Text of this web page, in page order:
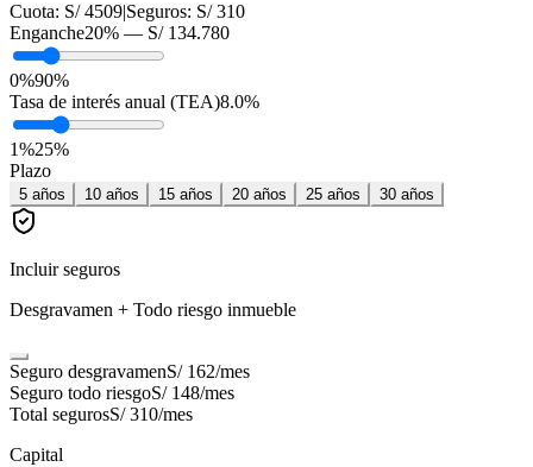
Cuota: S/ 4509|Seguros: S/ 310
Enganche20% — S/ 134.780
0%90%
Tasa de interés anual (TEA)8.0%
1%25%
Plazo
5 años 10 años 15 años 20 años 25 años 30 años
Incluir seguros
Desgravamen + Todo riesgo inmueble
Seguro desgravamenS/ 162/mes
Seguro todo riesgoS/ 148/mes
Total segurosS/ 310/mes
Capital